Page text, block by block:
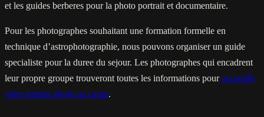
et les guides berberes pour la photo portrait et documentaire.
Pour les photographes souhaitant une formation formelle en
technique d’astrophotographie, nous pouvons organiser un guide
specialiste pour la duree du sejour. Les photographes qui encadrent
leur propre groupe trouveront toutes les informations pouraccueillir
votre retraite photo au camp.